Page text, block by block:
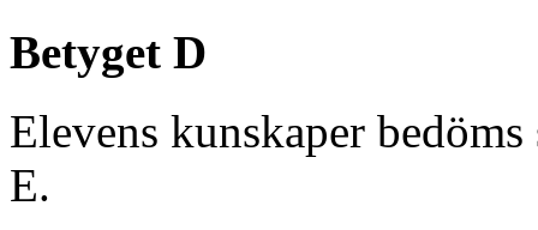
Betyget D
Elevens kunskaper
E.